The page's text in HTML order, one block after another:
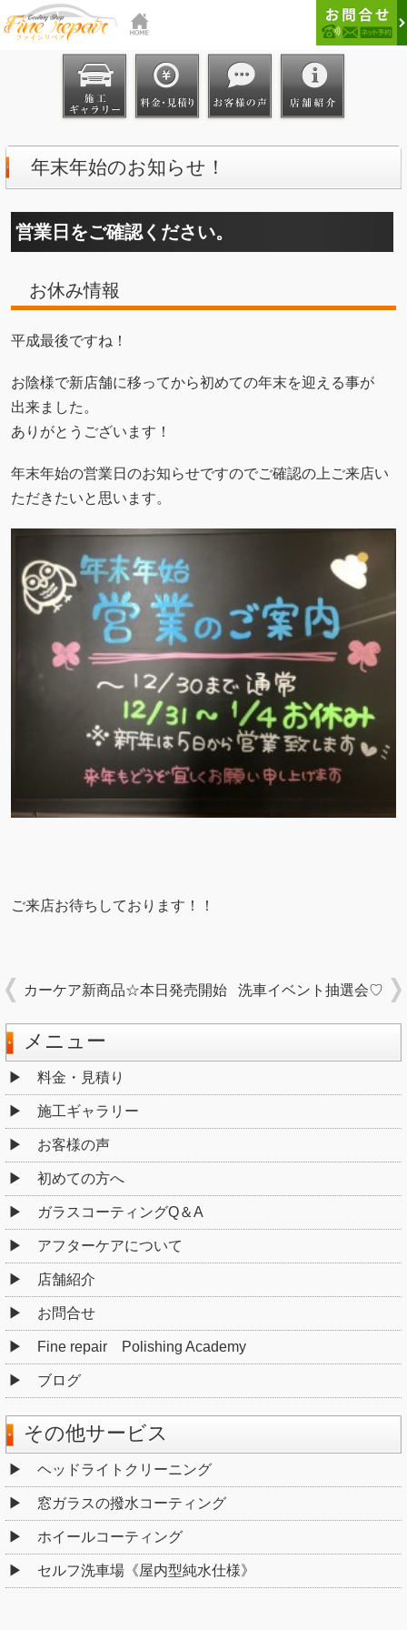
年末年始のお知らせ！
営業日をご確認ください。
お休み情報
平成最後ですね！
お陰様で新店舗に移ってから初めての年末を迎える事が
出来ました。
ありがとうございます！
年末年始の営業日のお知らせですのでご確認の上ご来店い
ただきたいと思います。
ご来店お待ちしております！！
カーケア新商品☆本日発売開始 洗車イベント抽選会♡
メニュー
料金・見積り
施工ギャラリー
お客様の声
初めての方へ
ガラスコーティングQ＆A
アフターケアについて
店舗紹介
お問合せ
Fine repair Polishing Academy
ブログ
その他サービス
ヘッドライトクリーニング
窓ガラスの撥水コーティング
ホイールコーティング
セルフ洗車場《屋内型純水仕様》